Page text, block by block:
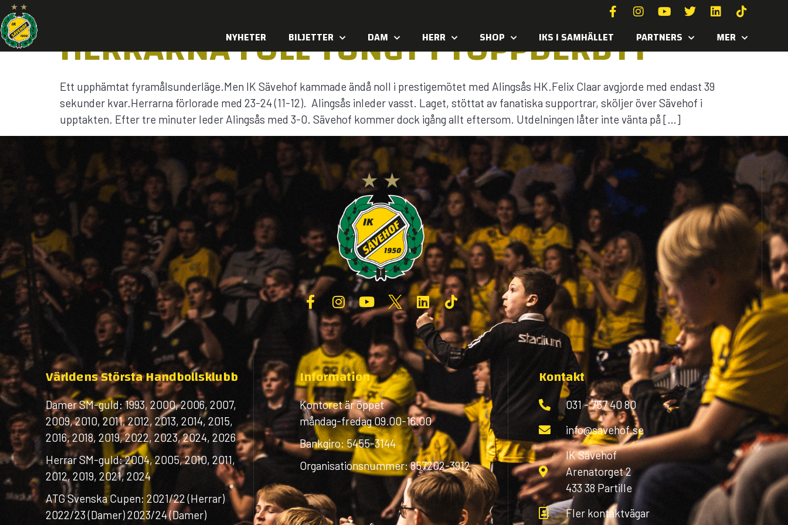
NYHETER BILJETTER DAM HERR SHOP IKS I SAMHÄLLET PARTNERS MER
HERRARNA FÖLL TUNGT I TOPPDERBYT
Ett upphämtat fyramålsunderläge.Men IK Sävehof kammade ändå noll i prestigemötet med Alingsås HK.Felix Claar avgjorde med endast 39
sekunder kvar.Herrarna förlorade med 23-24 (11-12). Alingsås inleder vasst. Laget, stöttat av fanatiska supportrar, sköljer över Sävehof i
upptakten. Efter tre minuter leder Alingsås med 3-0. Sävehof kommer dock igång allt eftersom. Utdelningen låter inte vänta på […]
Världens Största Handbollsklubb
Damer SM-guld: 1993, 2000, 2006, 2007,
2009, 2010, 2011, 2012, 2013, 2014, 2015,
2016, 2018, 2019, 2022, 2023, 2024, 2026
Herrar SM-guld: 2004, 2005, 2010, 2011,
2012, 2019, 2021, 2024
ATG Svenska Cupen: 2021/22 (Herrar)
2022/23 (Damer) 2023/24 (Damer)
Information
Kontoret är öppet
måndag-fredag 09.00-16.00
Bankgiro: 5455-3144
Organisationsnummer: 857202-3912
Kontakt
031 - 757 40 80
info@savehof.se
IK Sävehof
Arenatorget 2
433 38 Partille
Fler kontaktvägar